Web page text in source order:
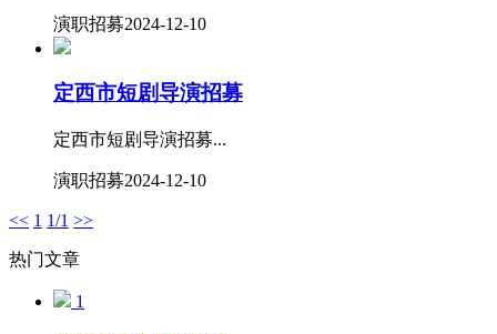
演职招募2024-12-10
定西市短剧导演招募
定西市短剧导演招募...
演职招募2024-12-10
<< 1 1/1 >>
热门文章
1